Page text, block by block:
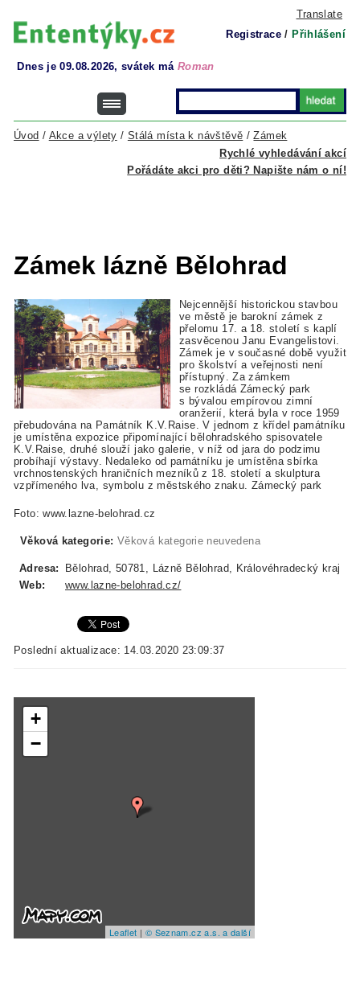
Translate
Registrace / Přihlášení
Dnes je 09.08.2026, svátek má Roman
Rychlé vyhledávání akcí
Úvod / Akce a výlety / Stálá místa k návštěvě /Zámek
Pořádáte akci pro děti? Napište nám o ní!
Zámek lázně Bělohrad
Nejcennější historickou stavbou
ve městě je barokní zámek z
přelomu 17. a 18. století s kaplí
zasvěcenou Janu Evangelistovi.
Zámek je v současné době využit
pro školství a veřejnosti není
přístupný. Za zámkem
se rozkládá Zámecký park
s bývalou empírovou zimní
oranžerií, která byla v roce 1959
přebudována na Památník K.V.Raise. V jednom z křídel památníku
je umístěna expozice připomínající bělohradského spisovatele
K.V.Raise, druhé slouží jako galerie, v níž od jara do podzimu
probíhají výstavy. Nedaleko od památníku je umístěna sbírka
vrchnostenských hraničních mezníků z 18. století a skulptura
vzpřímeného lva, symbolu z městského znaku. Zámecký park
Foto: www.lazne-belohrad.cz
Věková kategorie: Věková kategorie neuvedena
Adresa:
Bělohrad, 50781, Lázně Bělohrad, Královéhradecký kraj
Web:
www.lazne-belohrad.cz/
Poslední aktualizace: 14.03.2020 23:09:37
+
−
Leaflet | © Seznam.cz a.s. a další